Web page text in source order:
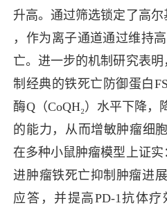
升高。通过筛选锁定了高
，作为离子通道通过维持
亡。进一步的机制研究表
制经典的铁死亡防御蛋白
酶Q（CoQH₂）水平下降
的能力，从而增敏肿瘤细
在多种小鼠肿瘤模型上证
进肿瘤铁死亡抑制肿瘤进
应答，并提高PD-1抗体